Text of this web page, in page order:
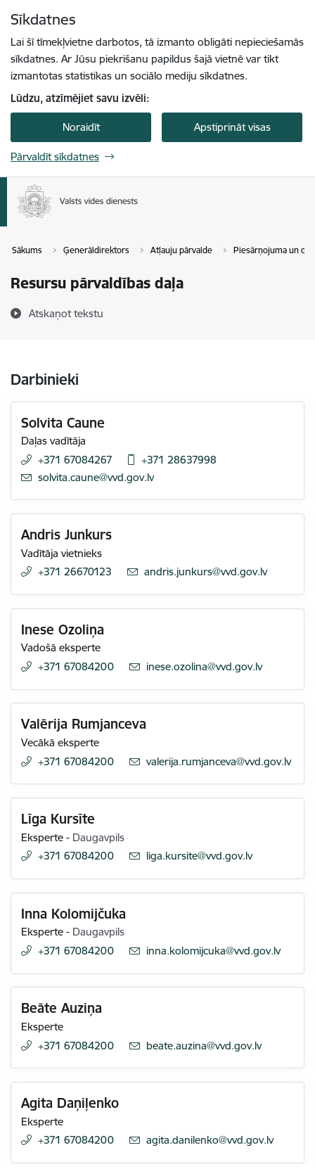
Sīkdatnes
Lai šī tīmekļvietne darbotos, tā izmanto obligāti nepieciešamās
sīkdatnes. Ar Jūsu piekrišanu papildus šajā vietnē var tikt
izmantotas statistikas un sociālo mediju sīkdatnes.
Lūdzu, atzīmējiet savu izvēli:
Noraidīt Apstiprināt visas
Pārvaldīt sīkdatnes
Sākums Ģenerāldirektors Atļauju pārvalde Piesārņojuma un
Resursu pārvaldības daļa
Atskaņot tekstu
Darbinieki
Solvita Caune
Daļas vadītāja
+371 67084267
+371 28637998
E-pasts:
solvita.caune@vvd.gov.lv
Andris Junkurs
Vadītāja vietnieks
+371 26670123
E-pasts:
andris.junkurs@vvd.gov.lv
Inese Ozoliņa
Vadošā eksperte
+371 67084200
E-pasts:
inese.ozolina@vvd.gov.lv
Valērija Rumjanceva
Vecākā eksperte
+371 67084200
E-pasts:
valerija.rumjanceva@vvd.gov.lv
Līga Kursīte
Eksperte - Daugavpils
+371 67084200
E-pasts:
liga.kursite@vvd.gov.lv
Inna Kolomijčuka
Eksperte - Daugavpils
+371 67084200
E-pasts:
inna.kolomijcuka@vvd.gov.lv
Beāte Auziņa
Eksperte
+371 67084200
E-pasts:
beate.auzina@vvd.gov.lv
Agita Daņiļenko
Eksperte
+371 67084200
E-pasts:
agita.danilenko@vvd.gov.lv